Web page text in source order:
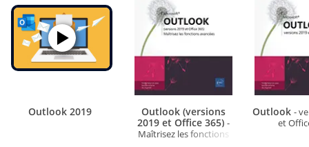
Outlook 2019
Outlook (versions
2019 et Office 365) -
Maîtrisez les fonctions
Outlook -
et